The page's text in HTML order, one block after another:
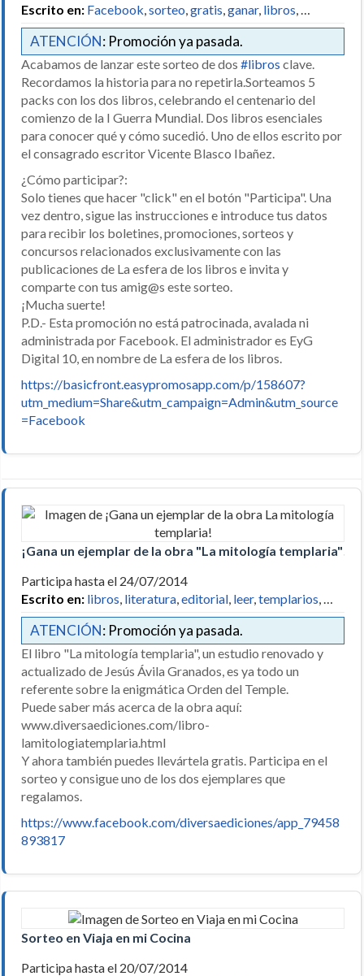
Escrito en: Facebook,sorteo,gratis,ganar, libros, …
ATENCIÓN: Promoción ya pasada.
Acabamos de lanzar este sorteo de dos #libros clave.
Recordamos la historia para no repetirla.Sorteamos 5
packs con los dos libros, celebrando el centenario del
comienzo de la I Guerra Mundial. Dos libros esenciales
para conocer qué y cómo sucedió. Uno de ellos escrito por
el consagrado escritor Vicente Blasco Ibañez.
¿Cómo participar?:
Solo tienes que hacer "click" en el botón "Participa". Una
vez dentro, sigue las instrucciones e introduce tus datos
para recibir los boletines, promociones, sorteos y
concursos relacionados exclusivamente con las
publicaciones de La esfera de los libros e invita y
comparte con tus amig@s este sorteo.
¡Mucha suerte!
P.D.- Esta promoción no está patrocinada, avalada ni
administrada por Facebook. El administrador es EyG
Digital 10, en nombre de La esfera de los libros.
https://basicfront.easypromosapp.com/p/158607?
utm_medium=Share&utm_campaign=Admin&utm_source
=Facebook
¡Gana un ejemplar de la obra "La mitología templaria"!
Participa hasta el 24/07/2014
Escrito en: libros, literatura,editorial, leer,templarios, …
ATENCIÓN: Promoción ya pasada.
El libro "La mitología templaria", un estudio renovado y
actualizado de Jesús Ávila Granados, es ya todo un
referente sobre la enigmática Orden del Temple.
Puede saber más acerca de la obra aquí:
www.diversaediciones.com/libro-
lamitologiatemplaria.html
Y ahora también puedes llevártela gratis. Participa en el
sorteo y consigue uno de los dos ejemplares que
regalamos.
https://www.facebook.com/diversaediciones/app_79458
893817
Sorteo en Viaja en mi Cocina
Participa hasta el 20/07/2014